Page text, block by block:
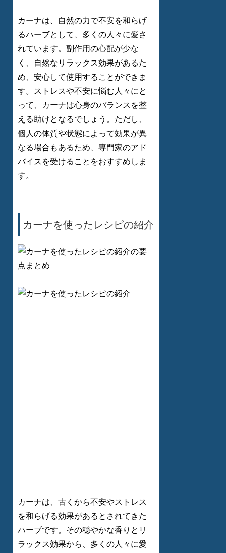
カーナは、自然の力で不安を和らげ
るハーブとして、多くの人々に愛さ
れています。副作用の心配が少な
く、自然なリラックス効果があるた
め、安心して使用することができま
す。ストレスや不安に悩む人々にと
って、カーナは心身のバランスを整
える助けとなるでしょう。ただし、
個人の体質や状態によって効果が異
なる場合もあるため、専門家のアド
バイスを受けることをおすすめしま
す。
カーナを使ったレシピの紹介
カーナは、古くから不安やストレス
を和らげる効果があるとされてきた
ハーブです。その穏やかな香りとリ
ラックス効果から、多くの人々に愛